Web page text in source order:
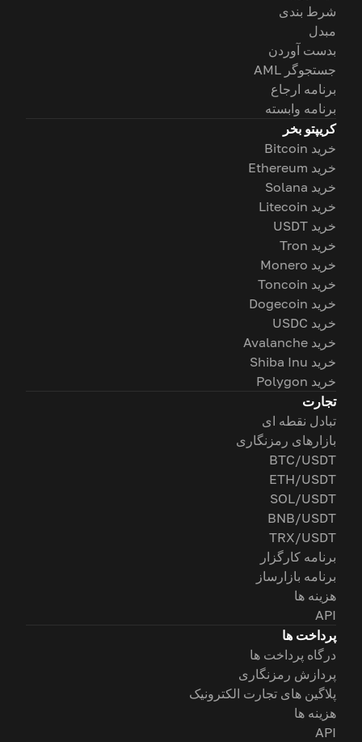
شرط بندی
مبدل
بدست آوردن
جستجوگر AML
برنامه ارجاع
برنامه وابسته
کریپتو بخر
خرید Bitcoin
خرید Ethereum
خرید Solana
خرید Litecoin
خرید USDT
خرید Tron
خرید Monero
خرید Toncoin
خرید Dogecoin
خرید USDC
خرید Avalanche
خرید Shiba Inu
خرید Polygon
تجارت
تبادل نقطه ای
بازارهای رمزنگاری
BTC/USDT
ETH/USDT
SOL/USDT
BNB/USDT
TRX/USDT
برنامه کارگزار
برنامه بازارساز
هزینه ها
API
پرداخت ها
درگاه پرداخت ها
پردازش رمزنگاری
پلاگین های تجارت الکترونیک
هزینه ها
API